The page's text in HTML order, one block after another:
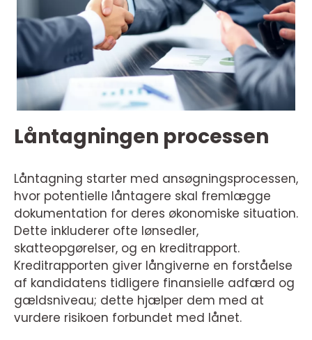
Låntagningen processen
Låntagning starter med ansøgningsprocessen,
hvor potentielle låntagere skal fremlægge
dokumentation for deres økonomiske situation.
Dette inkluderer ofte lønsedler,
skatteopgørelser, og en kreditrapport.
Kreditrapporten giver långiverne en forståelse
af kandidatens tidligere finansielle adfærd og
gældsniveau; dette hjælper dem med at
vurdere risikoen forbundet med lånet.